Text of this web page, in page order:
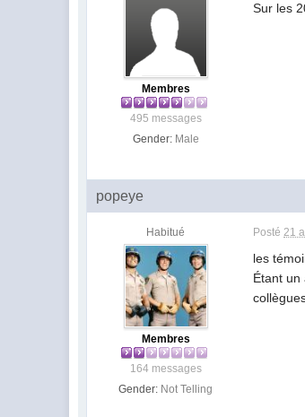
Membres
495 messages
Gender: Male
Sur les
popeye
Habitué
Membres
164 messages
Gender: Not Telling
Posté21
les
Étant un